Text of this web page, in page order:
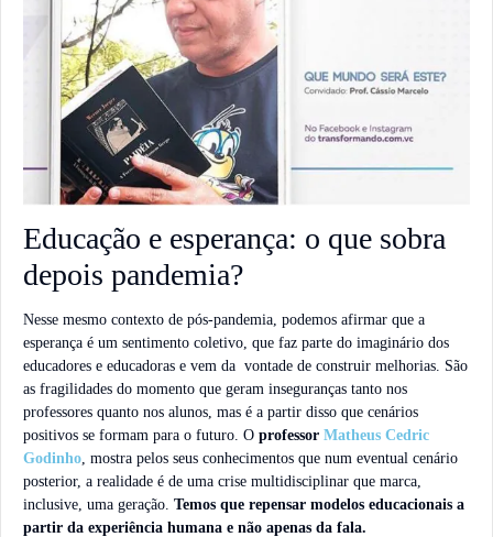
Educação e esperança: o que sobra
depois pandemia?
Nesse mesmo contexto de pós-pandemia, podemos afirmar que a
esperança é um sentimento coletivo, que faz parte do imaginário dos
educadores e educadoras e vem da vontade de construir melhorias. São
as fragilidades do momento que geram inseguranças tanto nos
professores quanto nos alunos, mas é a partir disso que cenários
positivos se formam para o futuro. O professor Matheus Cedric
Godinho , mostra pelos seus conhecimentos que num eventual cenário
posterior, a realidade é de uma crise multidisciplinar que marca,
inclusive, uma geração. Temos que repensar modelos educacionais a
partir da experiência humana e não apenas da fala.